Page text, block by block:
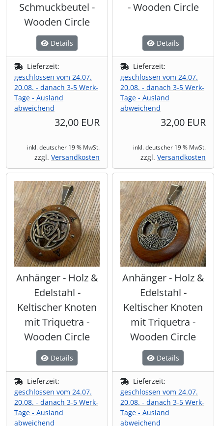
Schmuckbeutel -
Wooden Circle
Details
Lieferzeit:
geschlossen vom 24.07.
20.08. - danach 3-5 Werk-
Tage - Ausland
abweichend
32,00 EUR
inkl. deutscher 19 % MwSt.
zzgl. Versandkosten
- Wooden Circle
Details
Lieferzeit:
geschlossen vom 24.07.
20.08. - danach 3-5 Werk-
Tage - Ausland
abweichend
32,00 EUR
inkl. deutscher 19 % MwSt.
zzgl. Versandkosten
Anhänger - Holz &
Edelstahl -
Keltischer Knoten
mit Triquetra -
Wooden Circle
Details
Lieferzeit:
geschlossen vom 24.07.
20.08. - danach 3-5 Werk-
Tage - Ausland
abweichend
Anhänger - Holz &
Edelstahl -
Keltischer Knoten
mit Triquetra -
Wooden Circle
Details
Lieferzeit:
geschlossen vom 24.07.
20.08. - danach 3-5 Werk-
Tage - Ausland
abweichend